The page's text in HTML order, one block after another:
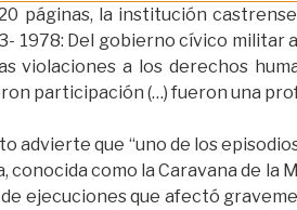
páginas, la institución
1978: Del gobierno cívico
violaciones a los derechos
participación (…) fueron una
advierte que “uno de los
conocida como la Caravana de la
de ejecuciones que afectó